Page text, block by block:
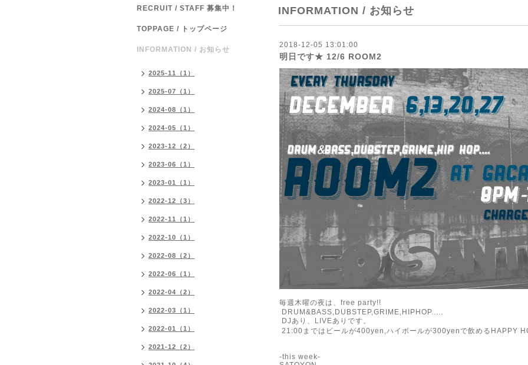
INFORMATION / お知らせ
2018-12-05 13:01:00
明日です★ 12/6 ROOM2
毎週木曜の夜は、free party!!
DRUM&BASS,DUBSTEP,GRIME,HIPHOP.....
DJあり、LIVEありです。
21:00まではビールが400yen,ハイボールが300yenで飲めるHAPPY
-this week-
RECRUIT / STAFF 募集中！
TOPPAGE / トップページ
INFORMATION / お知らせ
2025-11（1）
2025-07（1）
2024-08（1）
2024-05（1）
2023-12（2）
2023-06（1）
2023-01（1）
2022-12（3）
2022-11（1）
2022-10（1）
2022-08（2）
2022-06（1）
2022-04（2）
2022-03（1）
2022-01（1）
2021-12（2）